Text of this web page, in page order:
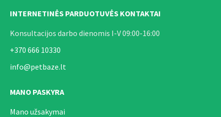
INTERNETINĖS PARDUOTUVĖS KONTAKTAI
Konsultacijos darbo dienomis I-V 09:00-16:00
+370 666 10330
info@petbaze.lt
MANO PASKYRA
Mano užsakymai